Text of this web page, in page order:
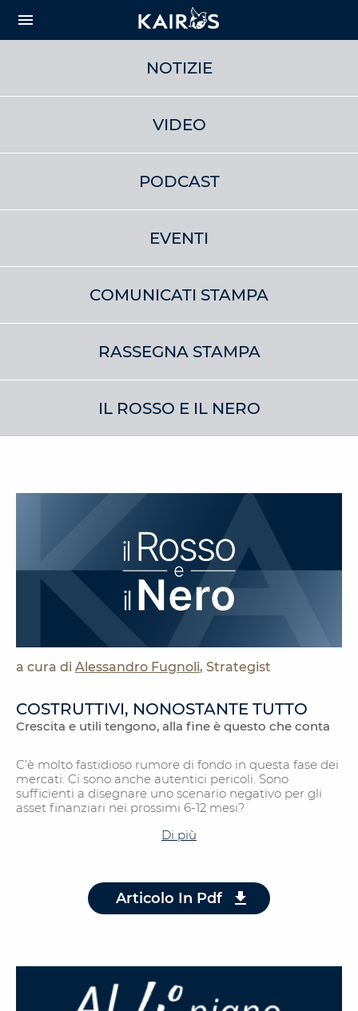
CONTENT
menu
NOTIZIE
VIDEO
PODCAST
EVENTI
COMUNICATI STAMPA
RASSEGNA STAMPA
IL ROSSO E IL NERO
a cura di Alessandro Fugnoli, Strategist
COSTRUTTIVI, NONOSTANTE TUTTO
Crescita e utili tengono, alla fine è questo che conta
C’è molto fastidioso rumore di fondo in questa fase dei
mercati. Ci sono anche autentici pericoli. Sono
sufficienti a disegnare uno scenario negativo per gli
asset finanziari nei prossimi 6-12 mesi?
Di più
Articolo In Pdf